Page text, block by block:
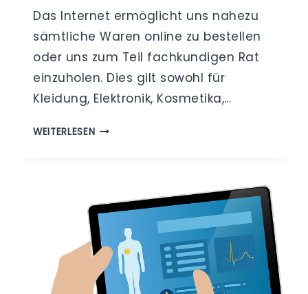
Das Internet ermöglicht uns nahezu
sämtliche Waren online zu bestellen
oder uns zum Teil fachkundigen Rat
einzuholen. Dies gilt sowohl für
Kleidung, Elektronik, Kosmetika,…
WEITERLESEN„ONLINE-
UND
NEBENWIRKUNGEN
FRAGEN
SIE
IHREN